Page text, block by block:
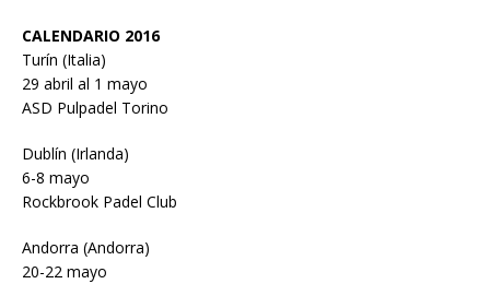
CALENDARIO 2016
Turín (Italia)
29 abril al 1 mayo
ASD Pulpadel Torino
Dublín (Irlanda)
6-8 mayo
Rockbrook Padel Club
Andorra (Andorra)
20-22 mayo